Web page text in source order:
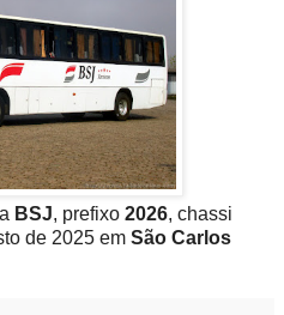
BSJ, prefixo 2026, chassi
de 2025 em São Carlos